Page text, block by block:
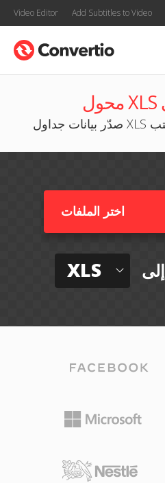
Video Editor Add Subtitles to Video
اختر الملفات
XLS إلى